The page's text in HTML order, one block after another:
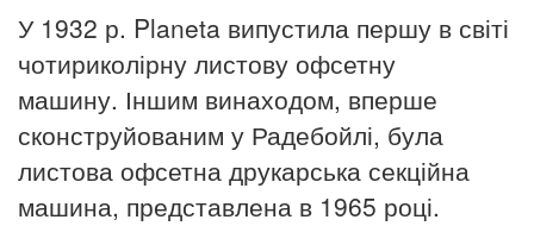
У 1932 р. Planeta випустила першу в світі
чотириколірну листову офсетну
машину. Іншим винаходом, вперше
сконструйованим у Радебойлі, була
листова офсетна друкарська секційна
машина, представлена в 1965 році.